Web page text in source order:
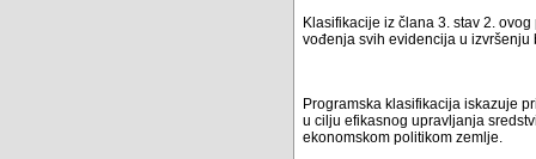
Klasifikacije iz člana 3. stav 2.
vođenja svih evidencija u
Programska klasifikacija iskazuje
u cilju efikasnog upravljanja
ekonomskom politikom zemlje.